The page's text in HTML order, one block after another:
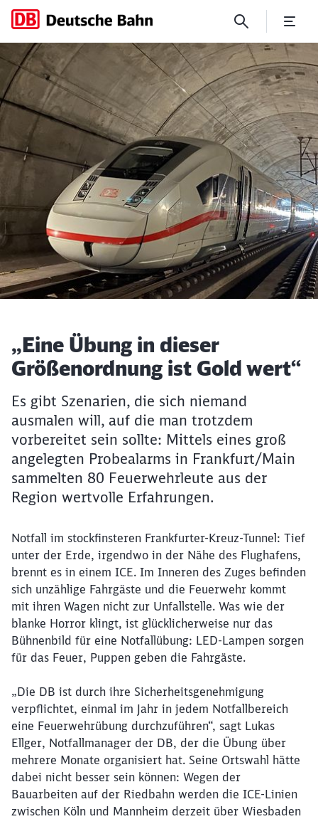
„Eine Übung in dieser
Artikel:
„Eine Übung in dieser
Größenordnung ist Gold wert“
Es gibt Szenarien, die sich niemand
ausmalen will, auf die man trotzdem
vorbereitet sein sollte: Mittels eines groß
angelegten Probealarms in Frankfurt/Main
sammelten 80 Feuerwehrleute aus der
Region wertvolle Erfahrungen.
Notfall im stockfinsteren Frankfurter-Kreuz-Tunnel: Tief
unter der Erde, irgendwo in der Nähe des Flughafens,
brennt es in einem ICE. Im Inneren des Zuges befinden
sich unzählige Fahrgäste und die Feuerwehr kommt
mit ihren Wagen nicht zur Unfallstelle. Was wie der
blanke Horror klingt, ist glücklicherweise nur das
Bühnenbild für eine Notfallübung: LED-Lampen sorgen
für das Feuer, Puppen geben die Fahrgäste.
„Die DB ist durch ihre Sicherheitsgenehmigung
verpflichtet, einmal im Jahr in jedem Notfallbereich
eine Feuerwehrübung durchzuführen“, sagt Lukas
Ellger, Notfallmanager der DB, der die Übung über
mehrere Monate organisiert hat. Seine Ortswahl hätte
dabei nicht besser sein können: Wegen der
Bauarbeiten auf der Riedbahn werden die ICE-Linien
zwischen Köln und Mannheim derzeit über Wiesbaden